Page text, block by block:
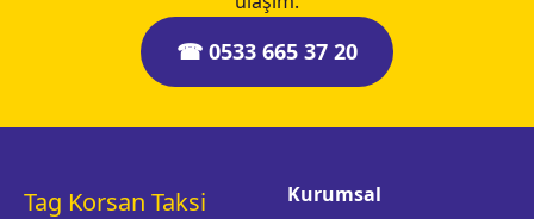
☎ 0533 665 37 20
Tag Korsan Taksi Kurumsal